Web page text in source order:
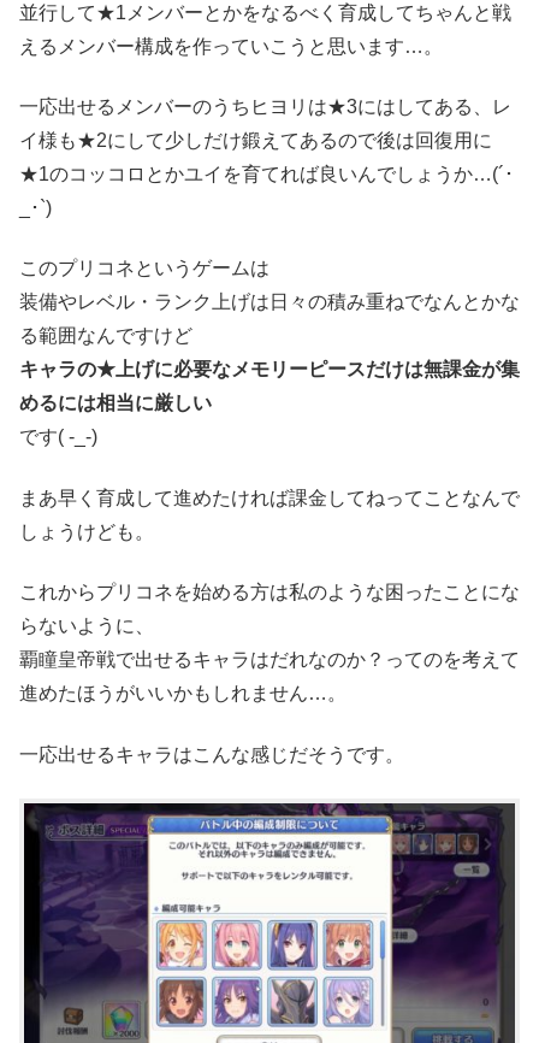
並行して★1メンバーとかをなるべく育成してちゃんと戦
えるメンバー構成を作っていこうと思います…。
一応出せるメンバーのうちヒヨリは★3にはしてある、レ
イ様も★2にして少しだけ鍛えてあるので後は回復用に
★1のコッコロとかユイを育てれば良いんでしょうか…(´･
_･`)
このプリコネというゲームは
装備やレベル・ランク上げは日々の積み重ねでなんとかな
る範囲なんですけど
キャラの★上げに必要なメモリーピースだけは無課金が集
めるには相当に厳しい
です( -_-)
まあ早く育成して進めたければ課金してねってことなんで
しょうけども。
これからプリコネを始める方は私のような困ったことにな
らないように、
覇瞳皇帝戦で出せるキャラはだれなのか？ってのを考えて
進めたほうがいいかもしれません…。
一応出せるキャラはこんな感じだそうです。